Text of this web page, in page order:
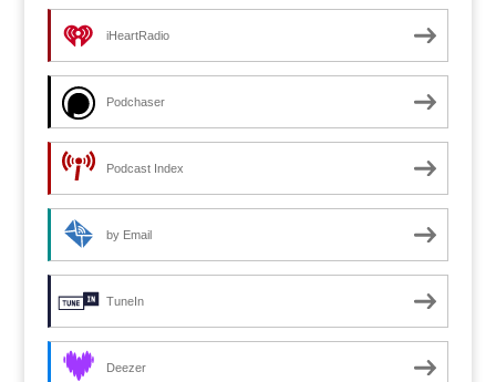
iHeartRadio
Podchaser
Podcast Index
by Email
TuneIn
Deezer